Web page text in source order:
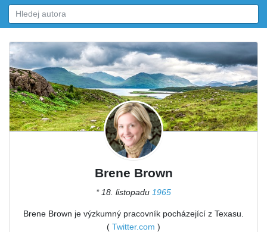
Brene Brown
* 18. listopadu 1965
Brene Brown je výzkumný pracovník pocházející z Texasu.
( Twitter.com )